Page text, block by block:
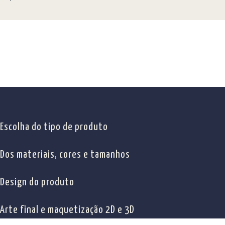
Escolha do tipo de produto
Dos materiais, cores e tamanhos
Design do produto
Arte final e maquetização 2D e 3D